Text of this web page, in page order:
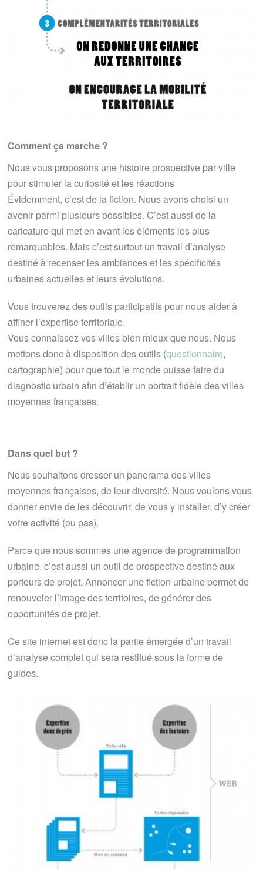
Comment ça marche ?
Nous vous proposons une histoire prospective par ville
pour stimuler la curiosité et les réactions
Évidemment, c’est de la fiction. Nous avons choisi un
avenir parmi plusieurs possibles. C’est aussi de la
caricature qui met en avant les éléments les plus
remarquables. Mais c’est surtout un travail d’analyse
destiné à recenser les ambiances et les spécificités
urbaines actuelles et leurs évolutions.
Vous trouverez des outils participatifs pour nous aider à
affiner l’expertise territoriale.
Vous connaissez vos villes bien mieux que nous. Nous
mettons donc à disposition des outils (questionnaire,
cartographie) pour que tout le monde puisse faire du
diagnostic urbain afin d’établir un portrait fidèle des villes
moyennes françaises.
Dans quel but ?
Nous souhaitons dresser un panorama des villes
moyennes françaises, de leur diversité. Nous voulons vous
donner envie de les découvrir, de vous y installer, d’y créer
votre activité (ou pas).
Parce que nous sommes une agence de programmation
urbaine, c’est aussi un outil de prospective destiné aux
porteurs de projet. Annoncer une fiction urbaine permet de
renouveler l’image des territoires, de générer des
opportunités de projet.
Ce site internet est donc la partie émergée d’un travail
d’analyse complet qui sera restitué sous la forme de
guides.